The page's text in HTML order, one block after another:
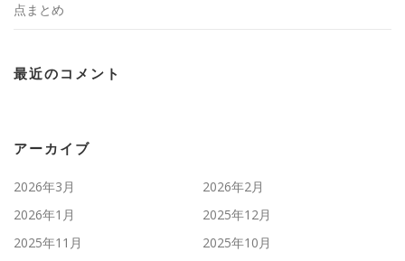
点まとめ
最近のコメント
アーカイブ
2026年3月
2026年2月
2026年1月
2025年12月
2025年11月
2025年10月